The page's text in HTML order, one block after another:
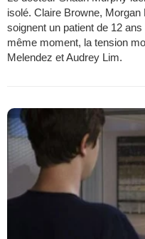
isolé. Claire Browne,
soignent un patient de 12
même moment, la tension
Melendez et Audrey Lim.